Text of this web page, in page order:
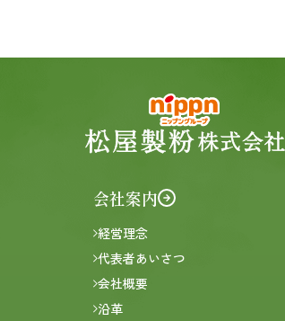
会社案内
経営理念
代表者あいさつ
会社概要
沿革